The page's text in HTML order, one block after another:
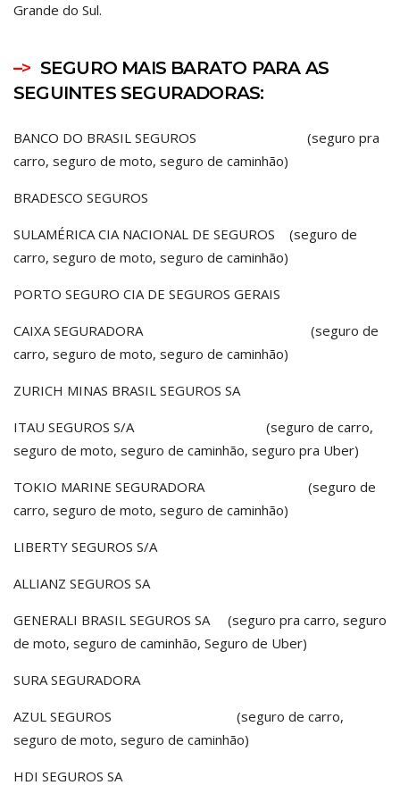
Grande do Sul.
–> SEGURO MAIS BARATO PARA AS
SEGUINTES SEGURADORAS:
BANCO DO BRASIL SEGUROS (seguro pra
carro, seguro de moto, seguro de caminhão)
BRADESCO SEGUROS
SULAMÉRICA CIA NACIONAL DE SEGUROS (seguro de
carro, seguro de moto, seguro de caminhão)
PORTO SEGURO CIA DE SEGUROS GERAIS
CAIXA SEGURADORA (seguro de
carro, seguro de moto, seguro de caminhão)
ZURICH MINAS BRASIL SEGUROS SA
ITAU SEGUROS S/A (seguro de carro,
seguro de moto, seguro de caminhão, seguro pra Uber)
TOKIO MARINE SEGURADORA (seguro de
carro, seguro de moto, seguro de caminhão)
LIBERTY SEGUROS S/A
ALLIANZ SEGUROS SA
GENERALI BRASIL SEGUROS SA (seguro pra carro, seguro
de moto, seguro de caminhão, Seguro de Uber)
SURA SEGURADORA
AZUL SEGUROS (seguro de carro,
seguro de moto, seguro de caminhão)
HDI SEGUROS SA